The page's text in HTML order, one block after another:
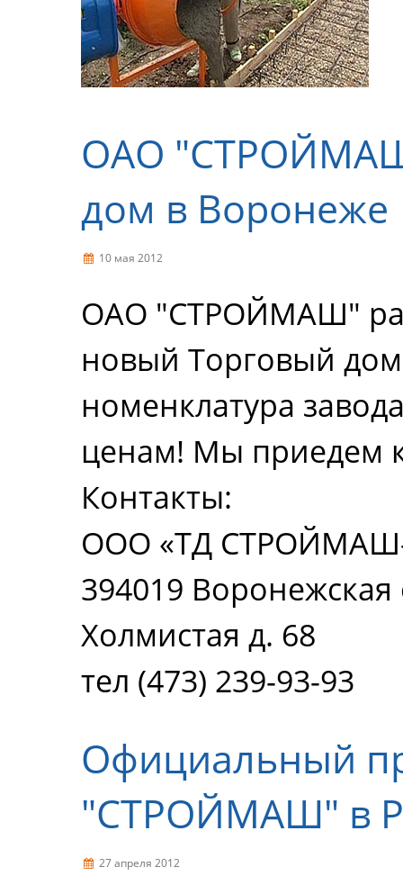
ОАО
дом в Воронеже
10 мая 2012
ОАО "СТРОЙМАШ"
новый Торговый
номенклатура
ценам! Мы приедем
Контакты:
ООО «ТД
394019 Воронежская
Холмистая д. 68
тел (473) 239-93-93
Официальный
"СТРОЙМАШ" в
27 апреля 2012